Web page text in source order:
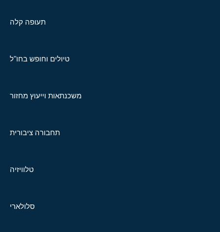
תעופה קלה
טיולים וחופש בחו"ל
משכנתאות וייעוץ מחזור
תחבורה ציבורית
טלוויזיה
סלולארי